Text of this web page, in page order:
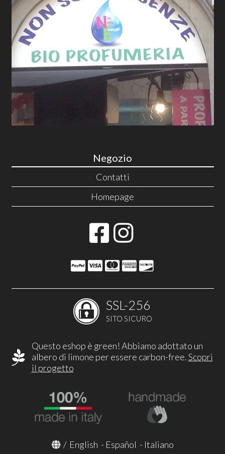
Negozio
Contatti
Homepage
SSL-256
SITO SICURO
Questo eshop è green! Abbiamo adottato un
albero di limone per essere carbon-free.Scopri
il progetto
/ English - Español - Italiano